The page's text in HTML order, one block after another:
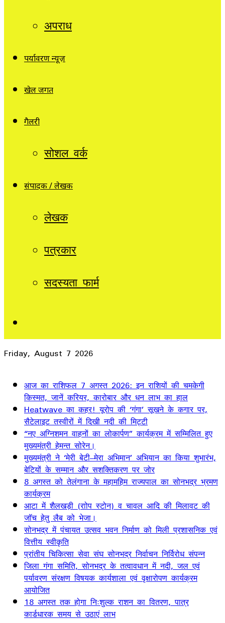
अपराध
पर्यावरण न्यूज़
खेल जगत
गैलरी
सोशल वर्क
संपादक / लेखक
लेखक
पत्रकार
सदस्यता फार्म
Friday, August 7 2026
आज का राशिफल 7 अगस्त 2026: इन राशियों की चमकेगी
किस्मत, जानें करियर, कारोबार और धन लाभ का हाल
Heatwave का कहर! यूरोप की ‘गंगा’ सूखने के कगार पर,
सैटेलाइट तस्वीरों में दिखी नदी की मिट्टी
“नए अग्निशमन वाहनों का लोकार्पण” कार्यक्रम में सम्मिलित हुए
मुख्यमंत्री हेमन्त सोरेन।
मुख्यमंत्री ने ‘मेरी बेटी–मेरा अभिमान’ अभियान का किया शुभारंभ,
बेटियों के सम्मान और सशक्तिकरण पर जोर
8 अगस्त को तेलंगाना के महामहिम राज्यपाल का सोनभद्र भ्रमण
कार्यक्रम
आटा में शैलखड़ी (राोप स्टोन) व चावल आदि की मिलावट की
जॉच हेतु लैब को भेजा।
सोनभद्र में पंचायत उत्सव भवन निर्माण को मिली प्रशासनिक एवं
वित्तीय स्वीकृति
प्रांतीय चिकित्सा सेवा संघ सोनभद्र निर्वाचन निर्विरोध संपन्न
जिला गंगा समिति, सोनभद्र के तत्वावधान में नदी, जल एवं
पर्यावरण संरक्षण विषयक कार्यशाला एवं वृक्षारोपण कार्यक्रम
आयोजित
18 अगस्त तक होगा निःशुल्क राशन का वितरण, पात्र
कार्डधारक समय से उठाएं लाभ